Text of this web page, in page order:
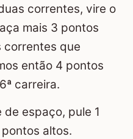
correntes, vire o
mais 3 pontos
correntes que
então 4 pontos
carreira.
espaço, pule 1
altos.